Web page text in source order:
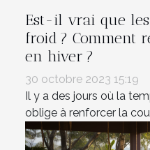
Est-il vrai que
froid ? Comment
en hiver ?
30 octobre 2023 15:19
Il y a des jours où la
oblige à renforcer la